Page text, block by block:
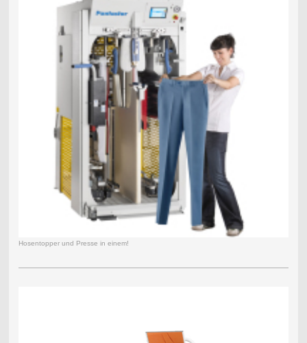
Hosentopper und Presse in einem!